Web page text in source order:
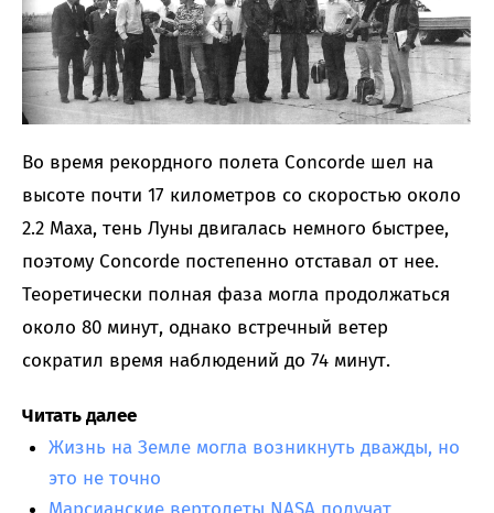
Во время рекордного полета Concorde шел на
высоте почти 17 километров со скоростью около
2.2 Маха, тень Луны двигалась немного быстрее,
поэтому Concorde постепенно отставал от нее.
Теоретически полная фаза могла продолжаться
около 80 минут, однако встречный ветер
сократил время наблюдений до 74 минут.
Читать далее
Жизнь на Земле могла возникнуть дважды, но
это не точно